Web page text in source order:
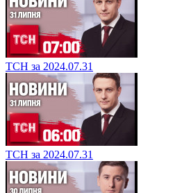
ТСН за 2024.07.31
ТСН за 2024.07.31